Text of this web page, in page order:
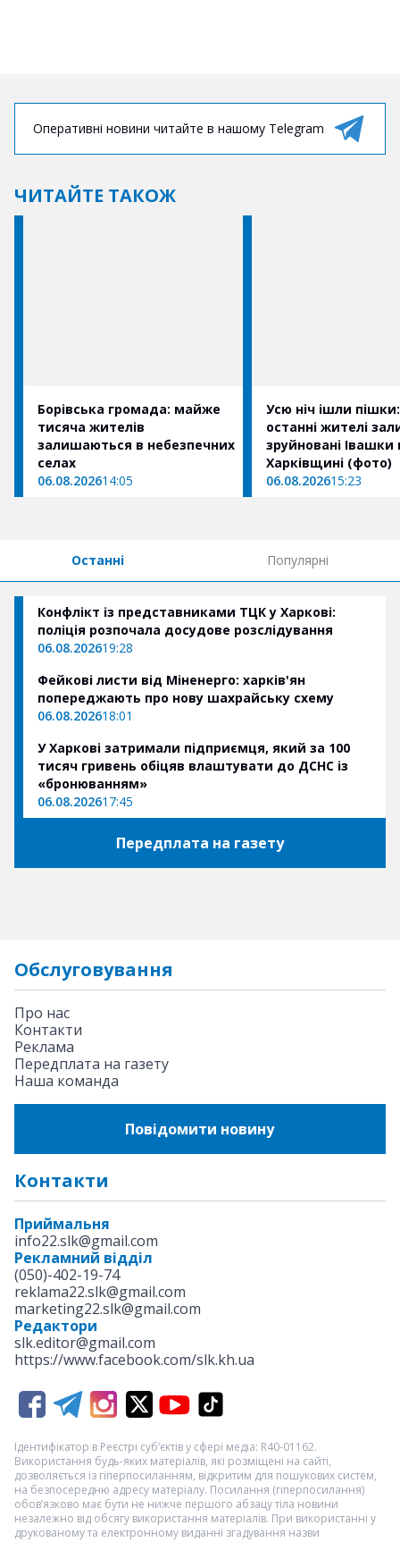
Оперативні новини читайте в нашому Telegram
ЧИТАЙТЕ ТАКОЖ
Борівська громада: майже
тисяча жителів
залишаються в небезпечних
селах
06.08.202614:05
Усю ніч ішли
останні жителі
зруйновані Івашки
Харківщині (фото)
06.08.202615:23
Останні Популярні
Конфлікт із представниками ТЦК у Харкові:
поліція розпочала досудове розслідування
06.08.202619:28
Фейкові листи від Міненерго: харків'ян
попереджають про нову шахрайську схему
06.08.202618:01
У Харкові затримали підприємця, який за 100
тисяч гривень обіцяв влаштувати до ДСНС із
«бронюванням»
06.08.202617:45
Передплата на газету
Обслуговування
Про нас
Контакти
Реклама
Передплата на газету
Наша команда
Повідомити новину
Контакти
Приймальня
info22.slk@gmail.com
Рекламний відділ
(050)-402-19-74
reklama22.slk@gmail.com
marketing22.slk@gmail.com
Редактори
slk.editor@gmail.com
https://www.facebook.com/slk.kh.ua
Ідентифікатор в Реєстрі суб’єктів у сфері медіа: R40-01162.
Використання будь-яких матеріалів, які розміщені на сайті,
дозволяється із гіперпосиланням, відкритим для пошукових систем,
на безпосередню адресу матеріалу. Посилання (гіперпосилання)
обов’язково має бути не нижче першого абзацу тіла новини
незалежно від обсягу використання матеріалів. При використанні у
друкованому та електронному виданні згадування назви